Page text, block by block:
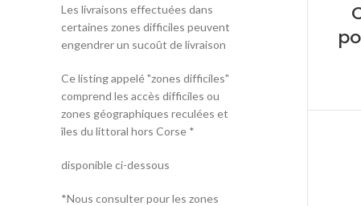
Les livraisons effectuées dans
certaines zones difficiles peuvent
engendrer un sucoût de livraison
Ce listing appelé "zones difficiles"
comprend les accès difficiles ou
zones géographiques reculées et
îles du littoral hors Corse *
disponible ci-dessous
*Nous consulter pour les zones